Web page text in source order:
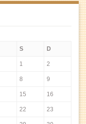
S D
1 2
8 9
15 16
22 23